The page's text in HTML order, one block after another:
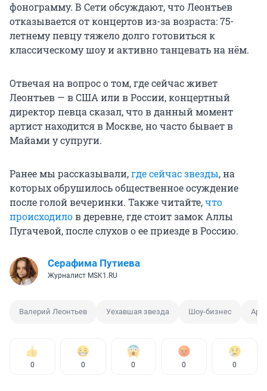
фонограмму. В Сети обсуждают, что Леонтьев
отказывается от концертов из-за возраста: 75-
летнему певцу тяжело долго готовиться к
классическому шоу и активно танцевать на нём.
Отвечая на вопрос о том, где сейчас живет
Леонтьев — в США или в России, концертный
директор певца сказал, что в данный момент
артист находится в Москве, но часто бывает в
Майами у супруги.
Ранее мы рассказывали,где сейчас звезды, на
которых обрушилось общественное осуждение
после голой вечеринки. Также читайте,что
происходилов деревне, где стоит замок Аллы
Пугачевой, после слухов о ее приезде в Россию.
Серафима Путиева
Журналист MSK1.RU
Валерий Леонтьев Уехавшая звезда Шоу-бизнес
0 0 0 0 0